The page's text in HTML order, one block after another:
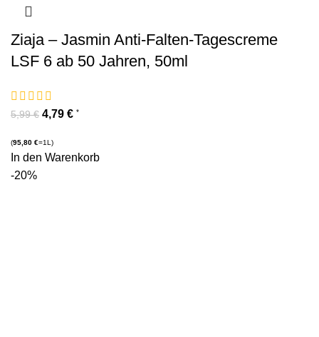
Ziaja – Jasmin Anti-Falten-Tagescreme
LSF 6 ab 50 Jahren, 50ml
5,99€ 4,79 € *
(95,80 €=1L)
In den Warenkorb
-20%